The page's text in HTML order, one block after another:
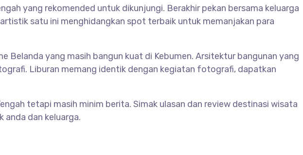
yang rekomended untuk dikunjungi. Berakhir pekan bersama keluarga
satu ini menghidangkan spot terbaik untuk memanjakan para
Belanda yang masih bangun kuat di Kebumen. Arsitektur bangunan yang
Liburan memang identik dengan kegiatan fotografi, dapatkan
tetapi masih minim berita. Simak ulasan dan review destinasi wisata
anda dan keluarga.